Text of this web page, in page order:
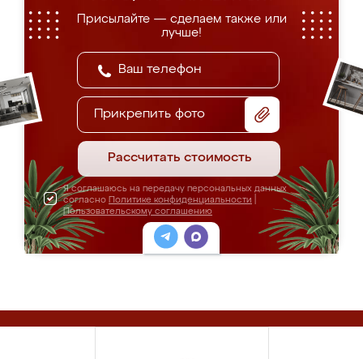
Присылайте — сделаем также или
лучше!
Прикрепить фото
Рассчитать стоимость
Я соглашаюсь на передачу персональных данных
согласно Политике конфиденциальности
Пользовательскому соглашению